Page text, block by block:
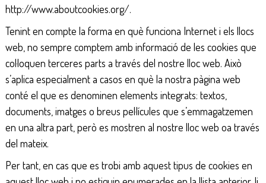
http://www.aboutcookies.org/.
Tenint en compte la forma en què funciona Internet i els llocs
web, no sempre comptem amb informació de les cookies que
col·loquen terceres parts a través del nostre lloc web. Això
s’aplica especialment a casos en què la nostra pàgina web
conté el que es denominen elements integrats: textos,
documents, imatges o breus pel·lícules que s’emmagatzemen
en una altra part, però es mostren al nostre lloc web oa través
del mateix.
Per tant, en cas que es trobi amb aquest tipus de cookies en